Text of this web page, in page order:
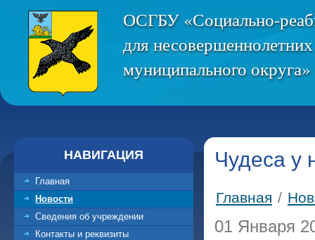
ОСГБУ «Социально-
для
муниципального
НАВИГАЦИЯ
Главная
Новости
Сведения об учреждении
Контакты и реквизиты
Чудеса у
Главная /
01 Января